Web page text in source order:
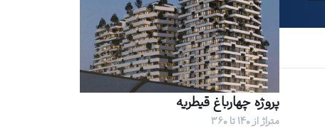
پروژه چهارباغ قیطریه
متراژ از 140 تا 360